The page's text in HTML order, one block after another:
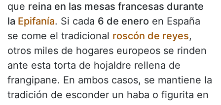
que reina en las mesas francesas durante
la Epifanía. Si cada 6 de enero en España
se come el tradicional roscón de reyes,
otros miles de hogares europeos se rinden
ante esta torta de hojaldre rellena de
frangipane. En ambos casos, se mantiene la
tradición de esconder un haba o figurita en